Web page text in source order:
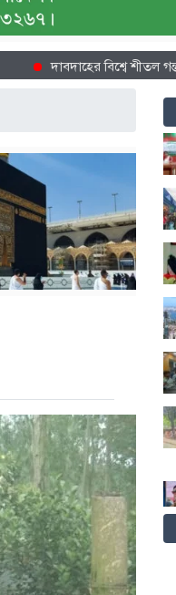
দাবদাহের বিশ্বে শীতল গন্তব্য